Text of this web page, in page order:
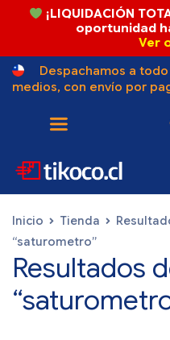
¡LIQUIDACIÓN
oportunidad
Ver
Despachamos a
medios, con envío por
Inicio Tienda
“saturometro”
Resultados